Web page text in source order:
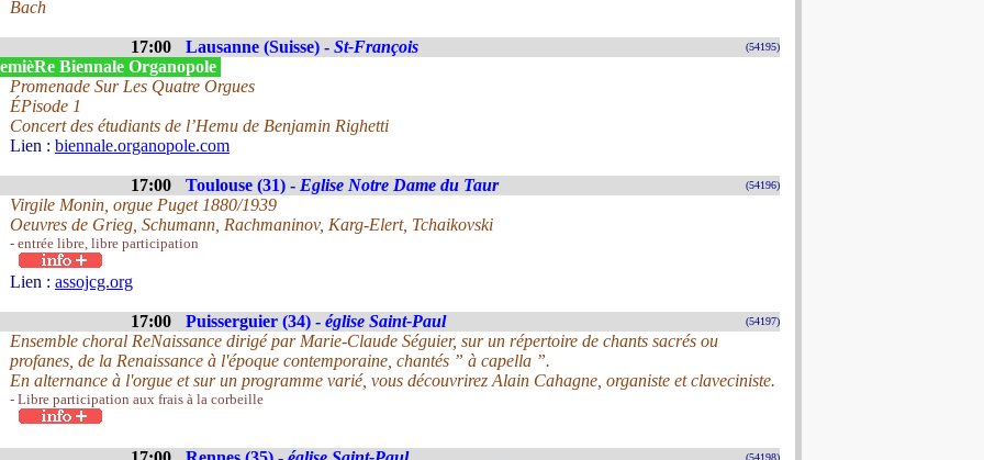
Bach
17:00 Lausanne (Suisse) - St-François (54195)
Biennale Organopole
Promenade Sur Les Quatre Orgues
ÉPisode 1
Concert des étudiants de l’Hemu de Benjamin Righetti
Lien : biennale.organopole.com
17:00 Toulouse (31) - Eglise Notre Dame du Taur (54196)
Virgile Monin, orgue Puget 1880/1939
Oeuvres de Grieg, Schumann, Rachmaninov, Karg-Elert, Tchaikovski
- entrée libre, libre participation
Lien : assojcg.org
17:00 Puisserguier (34) - église Saint-Paul (54197)
Ensemble choral ReNaissance dirigé par Marie-Claude Séguier, sur un répertoire de chants sacrés ou
profanes, de la Renaissance à l'époque contemporaine, chantés ” à capella ”.
En alternance à l'orgue et sur un programme varié, vous découvrirez Alain Cahagne, organiste et claveciniste.
- Libre participation aux frais à la corbeille
(54198)